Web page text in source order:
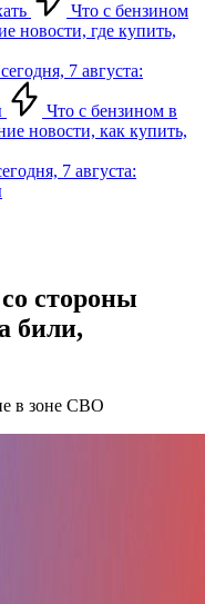
Что с бензином
новости, где купить,
7 августа:
Что с бензином в
новости, как купить,
7 августа:
стороны
били,
в зоне СВО